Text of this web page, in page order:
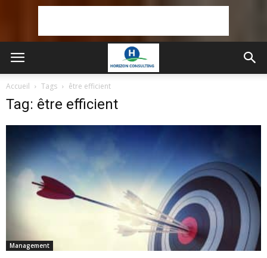
Accueil Tags être efficient
Tag: être efficient
Management